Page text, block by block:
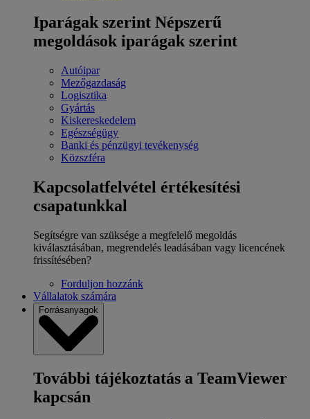
Iparágak szerint Népszerű
megoldások iparágak szerint
Autóipar
Mezőgazdaság
Logisztika
Gyártás
Kiskereskedelem
Egészségügy
Banki és pénzügyi tevékenység
Közszféra
Kapcsolatfelvétel értékesítési
csapatunkkal
Segítségre van szüksége a megfelelő megoldás
kiválasztásában, megrendelés leadásában vagy licencének
frissítésében?
Forduljon hozzánk
Vállalatok számára
Forrásanyagok
További tájékoztatás a TeamViewer
kapcsán